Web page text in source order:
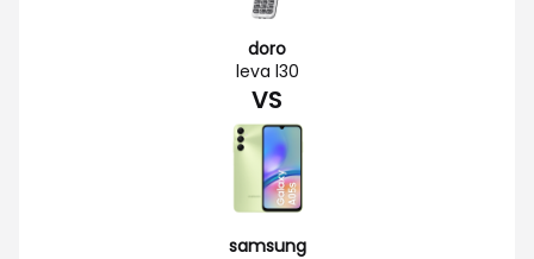
doro
leva l30
VS
samsung